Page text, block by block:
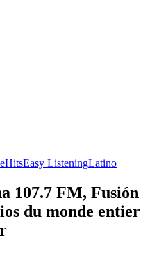
HitsEasy ListeningLatino
107.7 FM, Fusión
du monde entier